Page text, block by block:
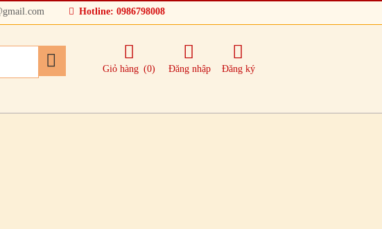
Hotline: 0986798008
Giỏ hàng (0) Đăng nhập Đăng ký